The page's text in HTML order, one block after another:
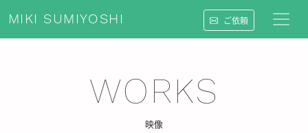
MIKI SUMIYOSHI ご依頼
WORKS
映像